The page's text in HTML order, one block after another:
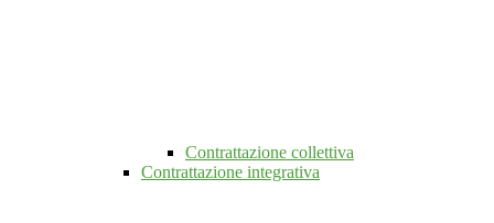
Contrattazione collettiva
Contrattazione integrativa